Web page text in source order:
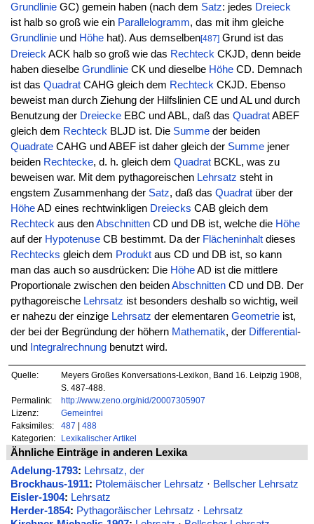
GrundlinieGC) gemein haben (nach dem Satz: jedes Dreieck
ist halb so groß wie ein Parallelogramm, das mit ihm gleiche
Grundlinieund Höhehat). Aus demselben[487]Grund ist das
Dreieck ACK halb so groß wie das Rechteck CKJD, denn beide
haben dieselbe GrundlinieCK und dieselbe HöheCD. Demnach
ist das QuadratCAHG gleich dem Rechteck CKJD. Ebenso
beweist man durch Ziehung der Hilfslinien CE und AL und durch
Benutzung der DreieckeEBC und ABL, daß das QuadratABEF
gleich dem Rechteck BLJD ist. Die Summeder beiden
QuadrateCAHG und ABEF ist daher gleich der Summejener
beiden Rechtecke, d. h. gleich dem QuadratBCKL, was zu
beweisen war. Mit dem pythagoreischen Lehrsatz steht in
engstem Zusammenhang der Satz, daß das Quadratüber der
HöheAD eines rechtwinkligen Dreiecks CAB gleich dem
Rechteck aus denAbschnittenCD und DB ist, welche die Höhe
auf der HypotenuseCB bestimmt. Da der Flächeninhaltdieses
Rechtecks gleich dem Produktaus CD und DB ist, so kann
man das auch so ausdrücken: Die HöheAD ist die mittlere
Proportionale zwischen den beidenAbschnittenCD und DB. Der
pythagoreische Lehrsatz ist besonders deshalb so wichtig, weil
er nahezu der einzige Lehrsatz der elementaren Geometrieist,
der bei der Begründung der höhern Mathematik, der Differential-
und
Integralrechnungbenutzt wird.
Quelle:
Meyers Großes Konversations-Lexikon, Band 16. Leipzig 1908,
S. 487-488.
Permalink:
http://www.zeno.org/nid/20007305907
Lizenz:
Gemeinfrei
Faksimiles:
487
488
Kategorien:
Lexikalischer Artikel
Ähnliche Einträge in anderen Lexika
Adelung-1793: Lehrsatz, der
Brockhaus-1911: Ptolemäischer Lehrsatz · Bellscher Lehrsatz
Eisler-1904: Lehrsatz
Herder-1854: Pythagoräischer Lehrsatz · Lehrsatz